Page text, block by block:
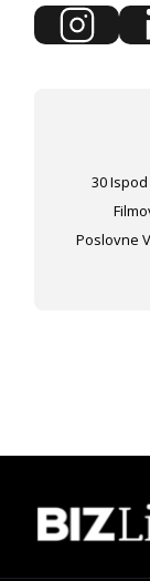
30
Poslovne